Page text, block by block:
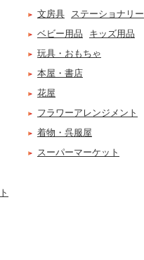
文房具
ステーショナリー
ベビー用品
キッズ用品
玩具・おもちゃ
本屋・書店
花屋
フラワーアレンジメント
着物・呉服屋
スーパーマーケット